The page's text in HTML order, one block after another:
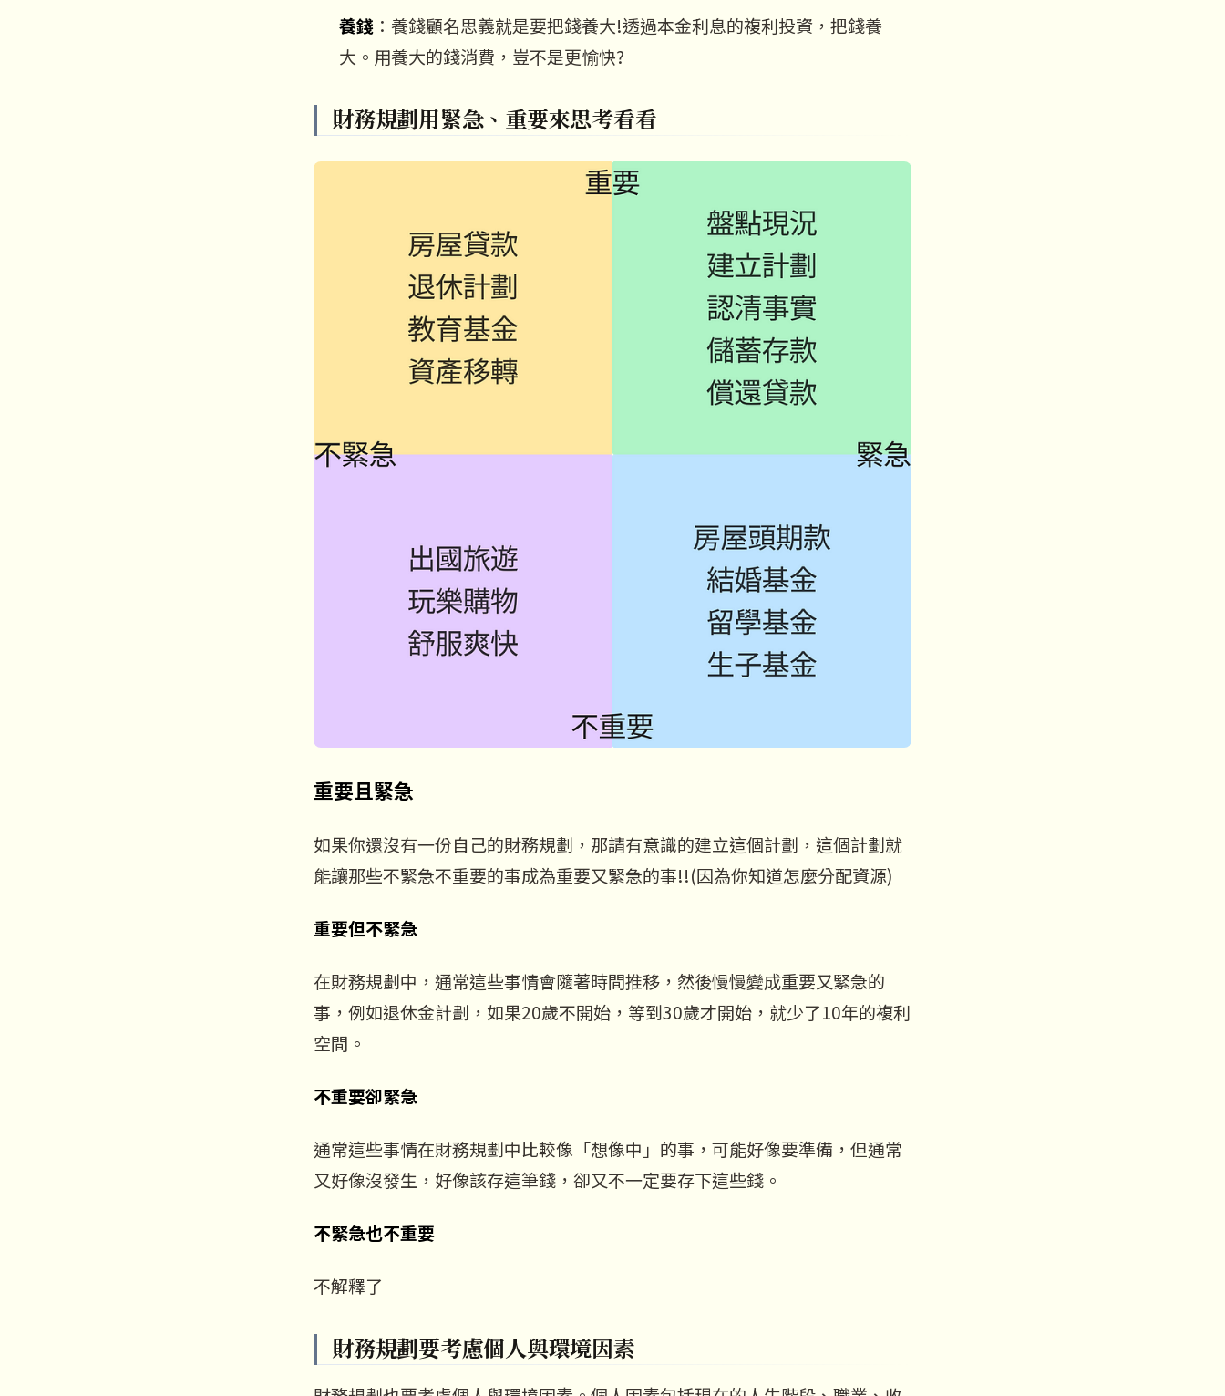
養錢 ：養錢顧名思義就是要把錢養大!透過本金利息的複利投資，把錢養
大。用養大的錢消費，豈不是更愉快?
財務規劃用緊急、重要來思考看看
重要且緊急
如果你還沒有一份自己的財務規劃，那請有意識的建立這個計劃，這個計劃就
能讓那些不緊急不重要的事成為重要又緊急的事!!(因為你知道怎麼分配資源)
重要但不緊急
在財務規劃中，通常這些事情會隨著時間推移，然後慢慢變成重要又緊急的
事，例如退休金計劃，如果20歲不開始，等到30歲才開始，就少了10年的複利
空間。
不重要卻緊急
通常這些事情在財務規劃中比較像「想像中」的事，可能好像要準備，但通常
又好像沒發生，好像該存這筆錢，卻又不一定要存下這些錢。
不緊急也不重要
不解釋了
財務規劃要考慮個人與環境因素